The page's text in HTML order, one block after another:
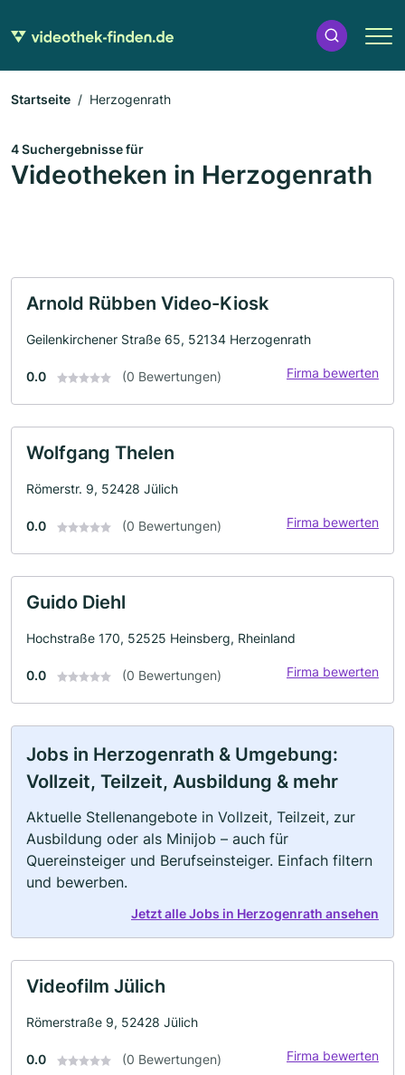
Startseite Herzogenrath
4 Suchergebnisse für
Videotheken in Herzogenrath
Arnold Rübben Video-Kiosk
Geilenkirchener Straße 65, 52134 Herzogenrath
0.0 (0 Bewertungen) Firma bewerten
Wolfgang Thelen
Römerstr. 9, 52428 Jülich
0.0 (0 Bewertungen) Firma bewerten
Guido Diehl
Hochstraße 170, 52525 Heinsberg, Rheinland
0.0 (0 Bewertungen) Firma bewerten
Jobs in Herzogenrath & Umgebung:
Vollzeit, Teilzeit, Ausbildung & mehr
Aktuelle Stellenangebote in Vollzeit, Teilzeit, zur
Ausbildung oder als Minijob – auch für
Quereinsteiger und Berufseinsteiger. Einfach filtern
und bewerben.
Jetzt alle Jobs in Herzogenrath ansehen
Videofilm Jülich
Römerstraße 9, 52428 Jülich
0.0 (0 Bewertungen) Firma bewerten